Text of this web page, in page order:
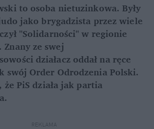
to osoba nietuzinkowa. Były
jako brygadzista przez wiele
"Solidarności" w regionie
ze swej
działacz oddał na ręce
swój Order Odrodzenia Polski.
że PiS działa jak partia
REKLAMA